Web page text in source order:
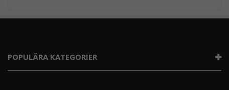
POPULÄRA KATEGORIER